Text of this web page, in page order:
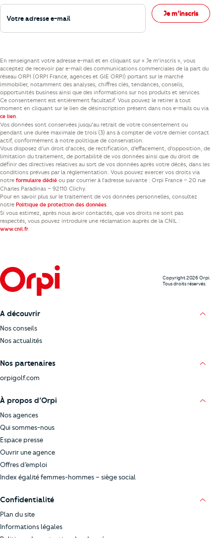
Votre adresse e-mail
Je m’inscris
En renseignant votre adresse e-mail et en cliquant sur « Je m’inscris », vous
acceptez de recevoir par e-mail des communications commerciales de la part du
réseau ORPI (ORPI France, agences et GIE ORPI) portant sur le marché
immobilier, notamment des analyses, chiffres clés, tendances, conseils,
opportunités business ainsi que des informations sur nos produits et services.
Ce consentement est entièrement facultatif. Vous pouvez le retirer à tout
moment en cliquant sur le lien de désinscription présent dans nos e-mails ou via
ce lien.
Vos données sont conservées jusqu’au retrait de votre consentement ou
pendant une durée maximale de trois (3) ans à compter de votre dernier contact
actif, conformément à notre politique de conservation.
Vous disposez d’un droit d’accès, de rectification, d’effacement, d’opposition, de
limitation du traitement, de portabilité de vos données ainsi que du droit de
définir des directives relatives au sort de vos données après votre décès, dans les
conditions prévues par la réglementation. Vous pouvez exercer vos droits via
notre formulaire dédié ou par courrier à l’adresse suivante : Orpi France – 20 rue
Charles Paradinas – 92110 Clichy.
Pour en savoir plus sur le traitement de vos données personnelles, consultez
notre Politique de protection des données.
Si vous estimez, après nous avoir contactés, que vos droits ne sont pas
respectés, vous pouvez introduire une réclamation auprès de la CNIL :
www.cnil.fr.
Copyright 2026 Orpi.
Tous droits réservés.
A découvrir
Nos conseils
Nos actualités
Nos partenaires
orpigolf.com
À propos d’Orpi
Nos agences
Qui sommes-nous
Espace presse
Ouvrir une agence
Offres d’emploi
Index égalité femmes-hommes – siège social
Confidentialité
Plan du site
Informations légales